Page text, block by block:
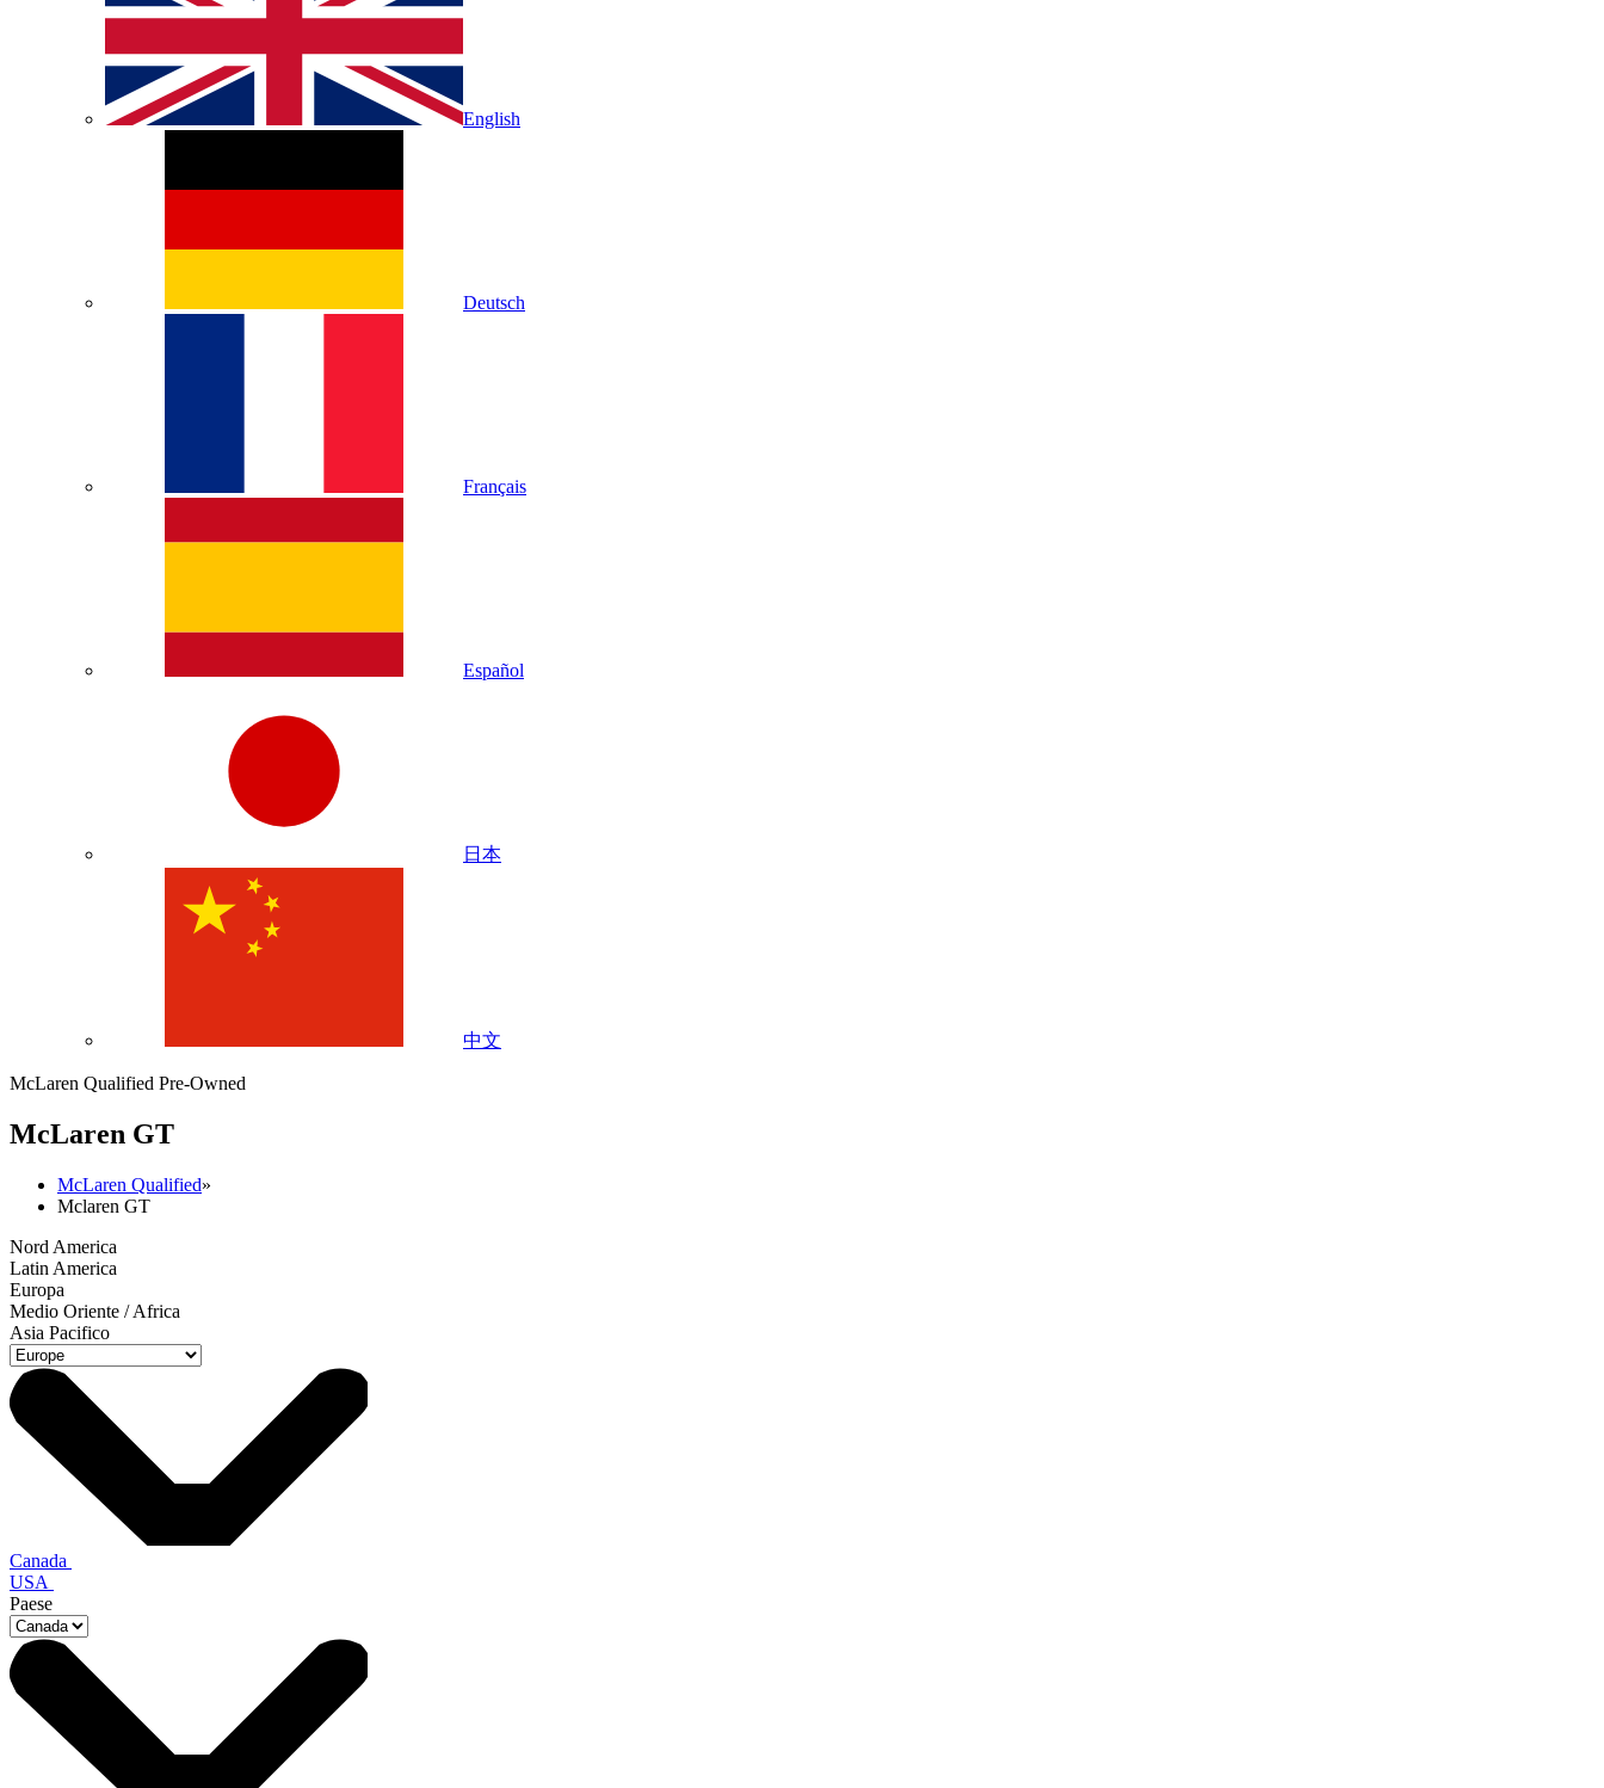
English
Deutsch
Français
Español
日本
中文
McLaren Qualified Pre-Owned
McLaren GT
McLaren Qualified»
Mclaren GT
Nord America
Latin America
Europa
Medio Oriente / Africa
Asia Pacifico
Canada
USA
Paese